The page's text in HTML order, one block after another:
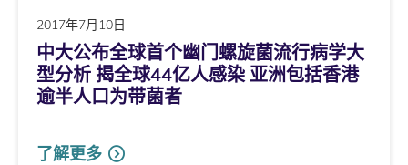
2017年7月10日
中大公布全球首个幽门螺旋菌流行病学大
型分析 揭全球44亿人感染 亚洲包括香港
逾半人口为带菌者
了解更多